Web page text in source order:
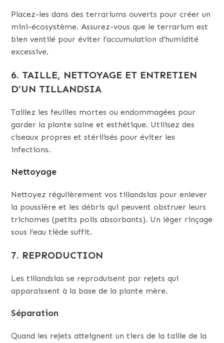
Placez-les dans des terrariums ouverts pour créer un
mini-écosystème. Assurez-vous que le terrarium est
bien ventilé pour éviter l’accumulation d’humidité
excessive.
6. TAILLE, NETTOYAGE ET ENTRETIEN
D’UN TILLANDSIA
Taillez les feuilles mortes ou endommagées pour
garder la plante saine et esthétique. Utilisez des
ciseaux propres et stérilisés pour éviter les
infections.
Nettoyage
Nettoyez régulièrement vos tillandsias pour enlever
la poussière et les débris qui peuvent obstruer leurs
trichomes (petits poils absorbants). Un léger rinçage
sous l’eau tiède suffit.
7. REPRODUCTION
Les tillandsias se reproduisent par rejets qui
apparaissent à la base de la plante mère.
Séparation
Quand les rejets atteignent un tiers de la taille de la